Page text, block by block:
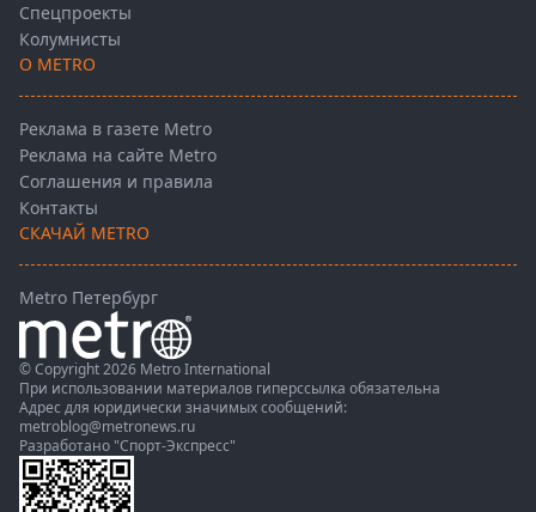
Спецпроекты
Колумнисты
О METRO
Реклама в газете Metro
Реклама на сайте Metro
Соглашения и правила
Контакты
СКАЧАЙ METRO
Metro Петербург
© Copyright 2026 Metro International
При использовании материалов гиперссылка обязательна
Адрес для юридически значимых сообщений:
metroblog@metronews.ru
Разработано "Спорт-Экспресс"